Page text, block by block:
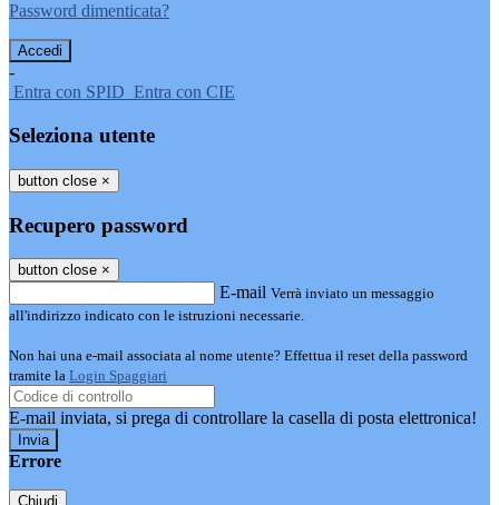
Password dimenticata?
-
Entra con SPID Entra con CIE
Seleziona utente
button close ×
Recupero password
button close ×
E-mail Verrà inviato un messaggio
all'indirizzo indicato con le istruzioni necessarie.
Non hai una e-mail associata al nome utente? Effettua il reset della password
tramite la Login Spaggiari
E-mail inviata, si prega di controllare la casella di posta elettronica!
Errore
Chiudi